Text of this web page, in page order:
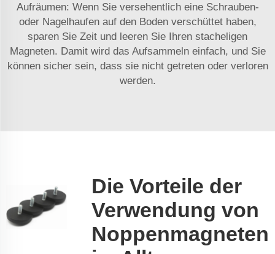
Aufräumen: Wenn Sie versehentlich eine Schrauben-
oder Nagelhaufen auf den Boden verschüttet haben,
sparen Sie Zeit und leeren Sie Ihren stacheligen
Magneten. Damit wird das Aufsammeln einfach, und Sie
können sicher sein, dass sie nicht getreten oder verloren
werden.
Die Vorteile der
Verwendung von
Noppenmagneten